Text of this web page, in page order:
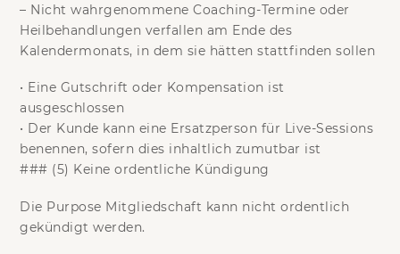
– Nicht wahrgenommene Coaching-Termine oder
Heilbehandlungen verfallen am Ende des
Kalendermonats, in dem sie hätten stattfinden sollen
• Eine Gutschrift oder Kompensation ist
ausgeschlossen
• Der Kunde kann eine Ersatzperson für Live-Sessions
benennen, sofern dies inhaltlich zumutbar ist
### (5) Keine ordentliche Kündigung
Die Purpose Mitgliedschaft kann nicht ordentlich
gekündigt werden.